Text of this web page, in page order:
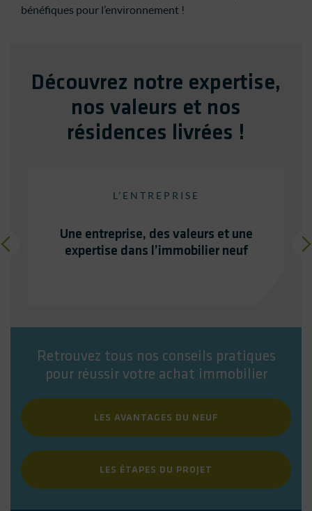
bénéfiques pour l’environnement !
Découvrez notre expertise,
nos valeurs et nos
résidences livrées !
L’ENTREPRISE
Une entreprise, des valeurs et une
expertise dans l’immobilier neuf
Retrouvez tous nos conseils pratiques
pour réussir votre achat immobilier
LES AVANTAGES DU NEUF
LES ÉTAPES DU PROJET